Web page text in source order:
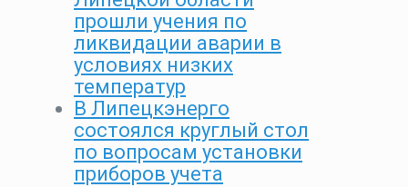
прошли учения по
ликвидации аварии в
условиях низких
температур
В Липецкэнерго
состоялся круглый стол
по вопросам установки
приборов учета